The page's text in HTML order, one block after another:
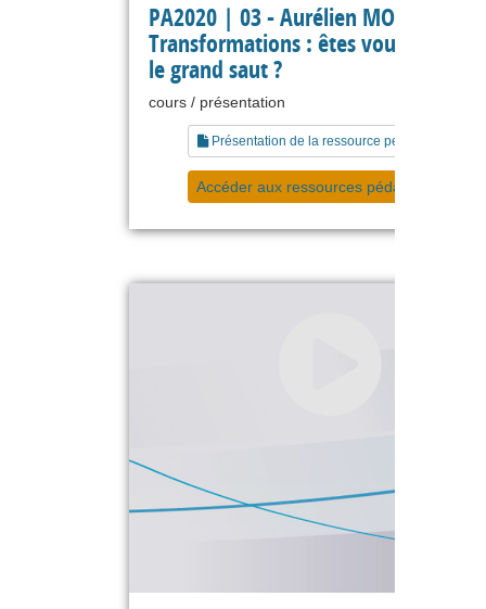
PA2020 | 03 - Aurélien MORVANT -
Transformations : êtes vous prêts
le grand saut ?
cours / présentation
Présentation de la ressource pédagogique
Accéder aux ressources pédagogiques